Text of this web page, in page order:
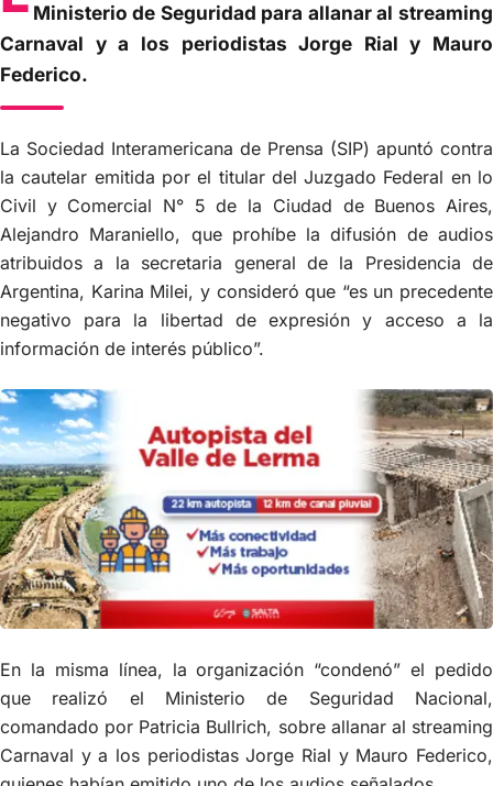
Ministerio de Seguridad para allanar al streaming
Carnaval y a los periodistas Jorge Rial y Mauro
Federico.
La Sociedad Interamericana de Prensa (SIP) apuntó contra
la cautelar emitida por el titular del Juzgado Federal en lo
Civil y Comercial N° 5 de la Ciudad de Buenos Aires,
Alejandro Maraniello, que prohíbe la difusión de audios
atribuidos a la secretaria general de la Presidencia de
Argentina, Karina Milei, y consideró que “es un precedente
negativo para la libertad de expresión y acceso a la
información de interés público”.
En la misma línea, la organización “condenó” el pedido
que realizó el Ministerio de Seguridad Nacional,
comandado por Patricia Bullrich, sobre allanar al streaming
Carnaval y a los periodistas Jorge Rial y Mauro Federico,